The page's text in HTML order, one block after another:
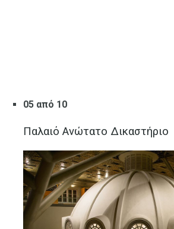
05 από 10
Παλαιό Ανώτατο Δικαστήριο